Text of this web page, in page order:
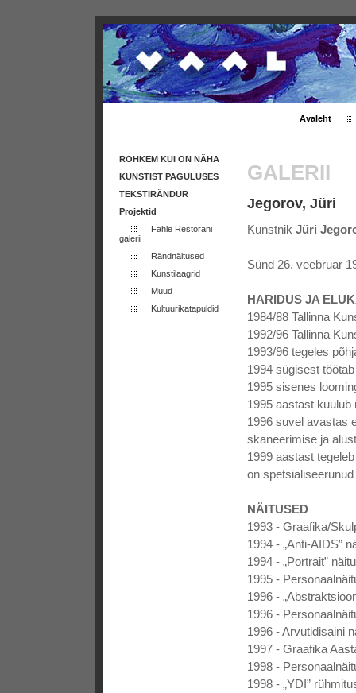
Avaleht
ROHKEM KUI ON NÄHA
KUNSTIST PAGULUSES
TEKSTIRÄNDUR
Projektid
Fahle Restorani
galerii
Rändnäitused
Kunstilaagrid
Muud
Kultuurikatapuldid
GALERII
Jegorov, Jüri
Kunstnik Jüri
Sünd 26. veebruar
HARIDUS JA
1984/88 Tallinna
1992/96 Tallinna
1993/96 tegeles
1994 sügisest
1995 sisenes
1995 aastast kuulub
1996 suvel avastas
skaneerimise ja
1999 aastast
on
NÄITUSED
1993 - Graafika/
1994 - „Anti-AIDS”
1994 - „Portrait”
1995 -
1996 -
1996 -
1996 - Arvutidisaini
1997 - Graafika
1998 -
1998 - „YDI”